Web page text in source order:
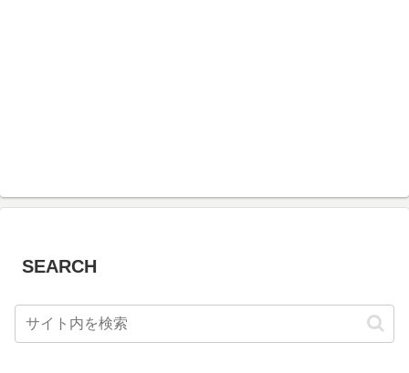
SEARCH